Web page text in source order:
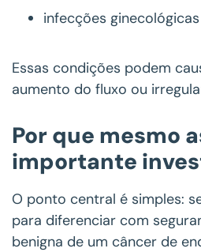
infecções ginecológicas
Essas condições podem
aumento do fluxo ou
Por que mesmo
importante
O ponto central é simples:
para diferenciar com
benigna de um câncer de